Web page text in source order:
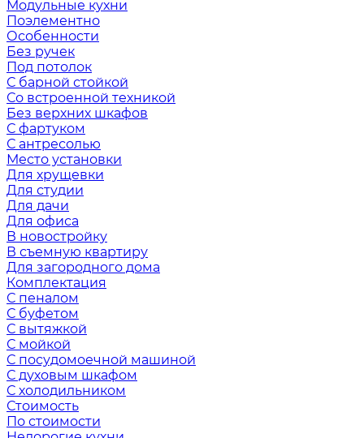
Модульные кухни
Поэлементно
Особенности
Без ручек
Под потолок
С барной стойкой
Со встроенной техникой
Без верхних шкафов
С фартуком
С антресолью
Место установки
Для хрущевки
Для студии
Для дачи
Для офиса
В новостройку
В съемную квартиру
Для загородного дома
Комплектация
С пеналом
С буфетом
С вытяжкой
С мойкой
С посудомоечной машиной
С духовым шкафом
С холодильником
Стоимость
По стоимости